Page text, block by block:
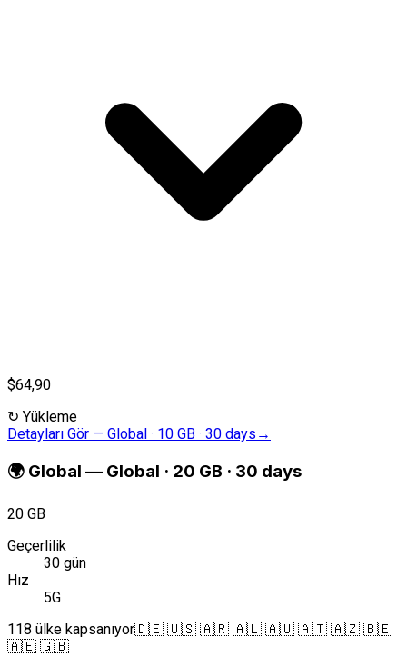
$64,90
↻ Yükleme
Detayları Gör — Global · 10 GB · 30 days →
🌍 Global — Global · 20 GB · 30 days
20 GB
Geçerlilik
30 gün
Hız
5G
118 ülke kapsanıyor🇩🇪 🇺🇸 🇦🇷 🇦🇱 🇦🇺 🇦🇹 🇦🇿 🇧🇪
🇦🇪 🇬🇧